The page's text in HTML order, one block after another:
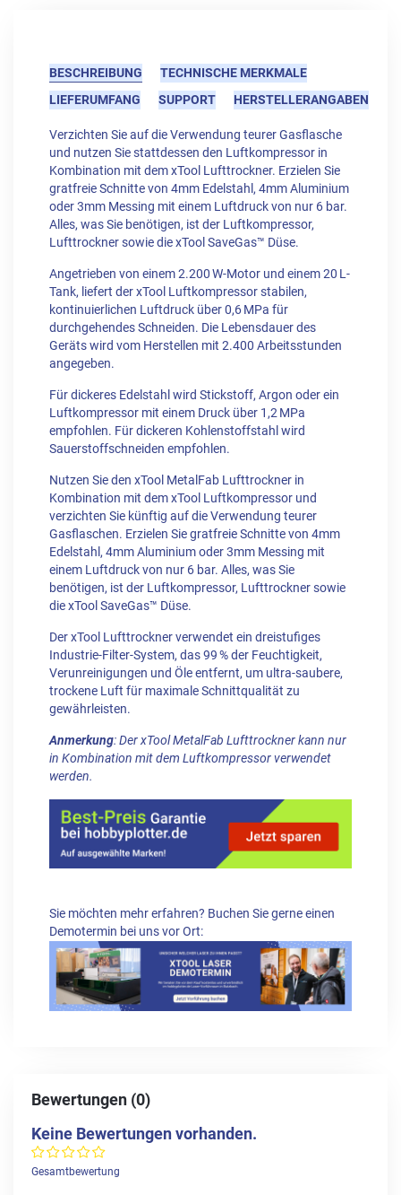
BESCHREIBUNG
TECHNISCHE MERKMALE
LIEFERUMFANG
SUPPORT HERSTELLERANGABEN
Verzichten Sie auf die Verwendung teurer Gasflasche
und nutzen Sie stattdessen den Luftkompressor in
Kombination mit dem xTool Lufttrockner. Erzielen Sie
gratfreie Schnitte von 4mm Edelstahl, 4mm Aluminium
oder 3mm Messing mit einem Luftdruck von nur 6 bar.
Alles, was Sie benötigen, ist der Luftkompressor,
Lufttrockner sowie die xTool SaveGas™ Düse.
Angetrieben von einem 2.200 W-Motor und einem 20 L-
Tank, liefert der xTool Luftkompressor stabilen,
kontinuierlichen Luftdruck über 0,6 MPa für
durchgehendes Schneiden. Die Lebensdauer des
Geräts wird vom Herstellen mit 2.400 Arbeitsstunden
angegeben.
Für dickeres Edelstahl wird Stickstoff, Argon oder ein
Luftkompressor mit einem Druck über 1,2 MPa
empfohlen. Für dickeren Kohlenstoffstahl wird
Sauerstoffschneiden empfohlen.
Nutzen Sie den xTool MetalFab Lufttrockner in
Kombination mit dem xTool Luftkompressor und
verzichten Sie künftig auf die Verwendung teurer
Gasflaschen. Erzielen Sie gratfreie Schnitte von 4mm
Edelstahl, 4mm Aluminium oder 3mm Messing mit
einem Luftdruck von nur 6 bar. Alles, was Sie
benötigen, ist der Luftkompressor, Lufttrockner sowie
die xTool SaveGas™ Düse.
Der xTool Lufttrockner verwendet ein dreistufiges
Industrie-Filter-System, das 99 % der Feuchtigkeit,
Verunreinigungen und Öle entfernt, um ultra-saubere,
trockene Luft für maximale Schnittqualität zu
gewährleisten.
Anmerkung: Der xTool MetalFab Lufttrockner kann nur
in Kombination mit dem Luftkompressor verwendet
werden.
Sie möchten mehr erfahren? Buchen Sie gerne einen
Demotermin bei uns vor Ort:
Bewertungen (0)
Keine Bewertungen vorhanden.
Gesamtbewertung